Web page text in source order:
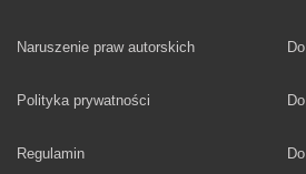
Naruszenie praw autorskich
Polityka prywatności
Regulamin